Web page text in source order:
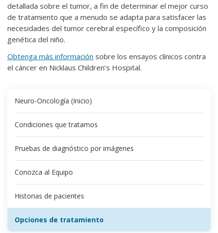
detallada sobre el tumor, a fin de determinar el mejor curso
de tratamiento que a menudo se adapta para satisfacer las
necesidades del tumor cerebral específico y la composición
genética del niño.
Obtenga más información sobre los ensayos clínicos contra
el cáncer en Nicklaus Children’s Hospital.
Neuro-Oncología (Inicio)
Condiciones que tratamos
Pruebas de diagnóstico por imágenes
Conozca al Equipo
Historias de pacientes
Opciones de tratamiento